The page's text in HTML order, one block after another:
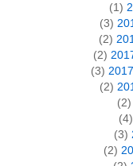
(1)
(3)
(2)
(2)
(3)
(2)
(2)
(4)
(3)
(2)